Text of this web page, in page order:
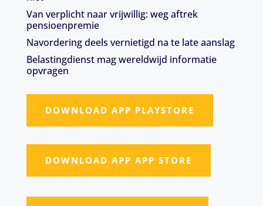
Van verplicht naar vrijwillig: weg aftrek
pensioenpremie
Navordering deels vernietigd na te late aanslag
Belastingdienst mag wereldwijd informatie
opvragen
DOWNLOAD APP PLAYSTORE
DOWNLOAD APP APP STORE